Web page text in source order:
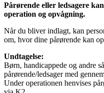
Pårørende eller ledsagere
operation og opvågning.
Når du bliver indlagt, kan
om, hvor dine pårørende kan
Undtagelse:
Børn, handicappede og andre
pårørende/ledsager med
Under operationen henvises